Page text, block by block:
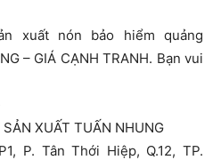
xuất nón bảo hiểm quảng
–GIÁ CẠNH TRANH. Bạn vui
XUẤT TUẤN NHUNG
P. Tân Thới Hiệp, Q.12, TP.